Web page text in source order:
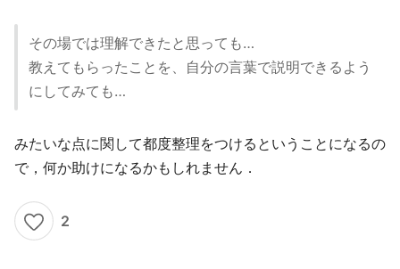
その場では理解できたと思っても…
教えてもらったことを、自分の言葉で説明できるよう
にしてみても…
みたいな点に関して都度整理をつけるということになるの
で，何か助けになるかもしれません．
2